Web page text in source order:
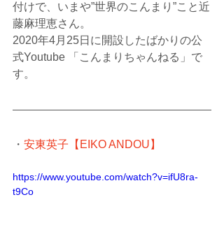
付けで、いまや”世界のこんまり”こと近
藤麻理恵さん。
2020年4月25日に開設したばかりの公
式Youtube 「こんまりちゃんねる」で
す。
・ 安東英子【EIKO ANDOU】
https://www.youtube.com/watch?v=ifU8ra-
t9Co